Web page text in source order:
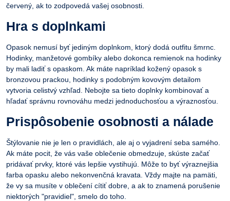
červený, ak to zodpovedá vašej osobnosti.
Hra s doplnkami
Opasok nemusí byť jediným doplnkom, ktorý dodá outfitu šmrnc.
Hodinky, manžetové gombíky alebo dokonca remienok na hodinky
by mali ladiť s opaskom. Ak máte napríklad kožený opasok s
bronzovou prackou, hodinky s podobným kovovým detailom
vytvoria celistvý vzhľad. Nebojte sa tieto doplnky kombinovať a
hľadať správnu rovnováhu medzi jednoduchosťou a výraznosťou.
Prispôsobenie osobnosti a nálade
Štýlovanie nie je len o pravidlách, ale aj o vyjadrení seba samého.
Ak máte pocit, že vás vaše oblečenie obmedzuje, skúste začať
pridávať prvky, ktoré vás lepšie vystihujú. Môže to byť výraznejšia
farba opasku alebo nekonvenčná kravata. Vždy majte na pamäti,
že vy sa musíte v oblečení cítiť dobre, a ak to znamená porušenie
niektorých "pravidiel", smelo do toho.